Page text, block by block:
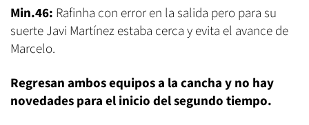
Min.46: Rafinha con error en la salida pero para su
suerte Javi Martínez estaba cerca y evita el avance de
Marcelo.
Regresan ambos equipos a la cancha y no hay
novedades para el inicio del segundo tiempo.